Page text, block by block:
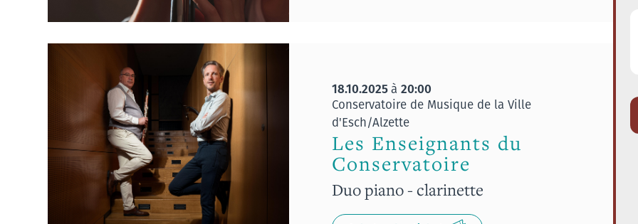
18.10.2025à 20:00
Conservatoire de Musique de la Ville
d'Esch/Alzette
Les Enseignants du
Conservatoire
Duo piano - clarinette